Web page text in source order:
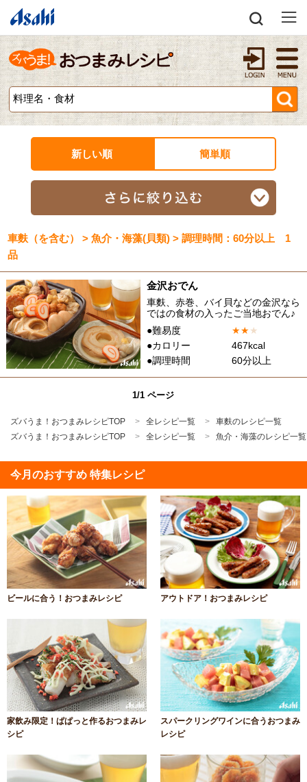
新しい順 簡単順
車麩（を含む） > 魚介・海藻(貝類) > 調理時間：60分以上 1
品
金沢おでん
車麩、赤巻、バイ貝などの金沢なら
ではの食材の入ったご当地おでん♪
●難易度
★★★
●カロリー
467kcal
●調理時間
60分以上
1/1 ページ
ズバうま！おつまみレシピTOP 全レシピ一覧
車麩のレシピ一覧
ズバうま！おつまみレシピTOP
全レシピ一覧 魚介・海藻のレシピ一覧
今月のおすすめ 特集レシピ
ビールに合う！おつまみレシピ アウトドア！おつまみレシピ
家飲み限定！ぱぱっと作るおつまみレ
シピ
スパークリングワインに合うおつまみ
レシピ